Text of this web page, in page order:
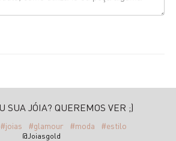
SUA JÓIA? QUEREMOS VER ;)
#joias #glamour #moda #estilo
@Joiasgold